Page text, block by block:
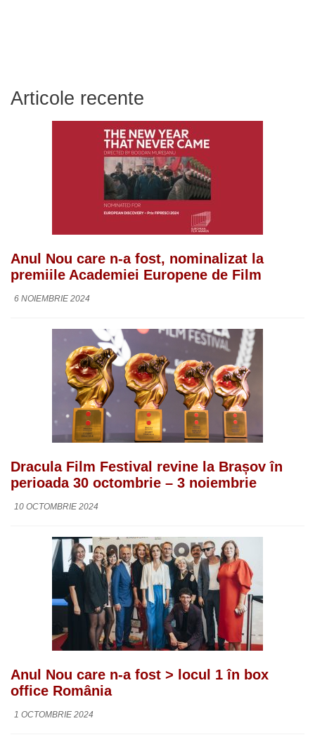
Articole recente
Anul Nou care n-a fost, nominalizat la
premiile Academiei Europene de Film
6 NOIEMBRIE 2024
Dracula Film Festival revine la Brașov în
perioada 30 octombrie – 3 noiembrie
10 OCTOMBRIE 2024
Anul Nou care n-a fost > locul 1 în box
office România
1 OCTOMBRIE 2024